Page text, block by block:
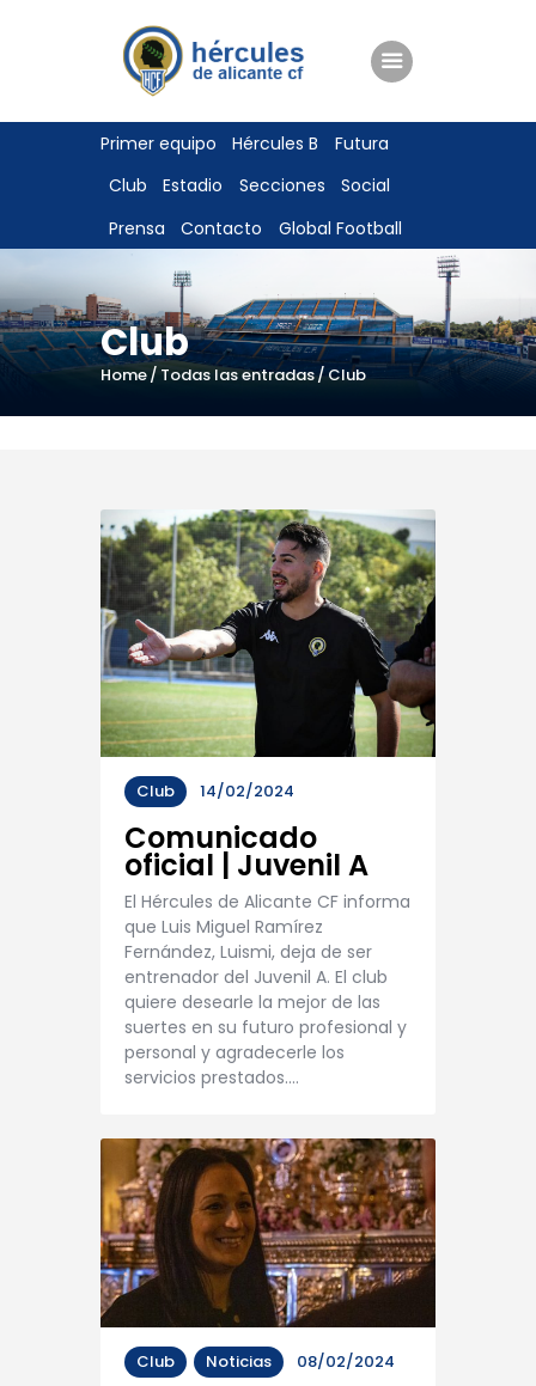
Primer equipo Hércules B
Futura
Club
Estadio Secciones
Social
Prensa
Contacto Global Football
Club
Home Todas las entradas Club
ENTRADAS
TIENDA
HÉRCULESCF100
Club 14/02/2024
Comunicado
oficial | Juvenil A
El Hércules de Alicante CF informa
que Luis Miguel Ramírez
Fernández, Luismi, deja de ser
entrenador del Juvenil A. El club
quiere desearle la mejor de las
suertes en su futuro profesional y
personal y agradecerle los
servicios prestados.…
Club Noticias 08/02/2024